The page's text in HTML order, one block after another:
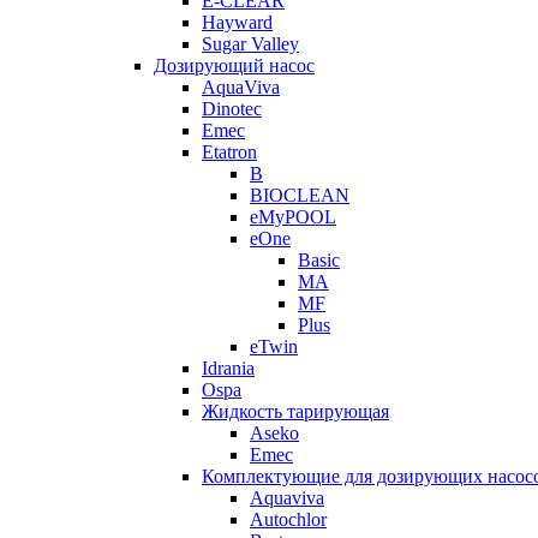
Hayward
Sugar Valley
Дозирующий насос
AquaViva
Dinotec
Emec
Etatron
B
BIOCLEAN
eMyPOOL
eOne
Basic
MA
MF
Plus
eTwin
Idrania
Ospa
Жидкость тарирующая
Aseko
Emec
Комплектующие для дозирующих
Aquaviva
Autochlor